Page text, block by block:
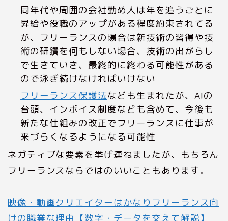
同年代や周囲の会社勤め人は年を追うごとに
昇給や役職のアップがある程度約束されてる
が、フリーランスの場合は新技術の習得や技
術の研鑽を何もしない場合、技術の出がらし
で生きていき、最終的に終わる可能性がある
ので泳ぎ続けなければいけない
フリーランス保護法なども生まれたが、AIの
台頭、インボイス制度なども含めて、今後も
新たな仕組みの改正でフリーランスに仕事が
来づらくなるようになる可能性
ネガティブな要素を挙げ連ねましたが、もちろん
フリーランスならではのいいこともあります。
映像・動画クリエイターはかなりフリーランス向
けの職業な理由【数字・データを交えて解説】